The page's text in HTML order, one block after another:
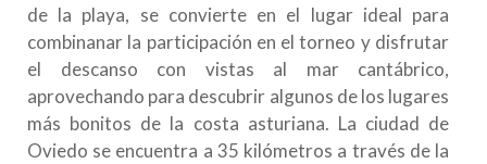
de la playa, se convierte en el lugar ideal para
combinanar la participación en el torneo y disfrutar
el descanso con vistas al mar cantábrico,
aprovechando para descubrir algunos de los lugares
más bonitos de la costa asturiana. La ciudad de
Oviedo se encuentra a 35 kilómetros a través de la